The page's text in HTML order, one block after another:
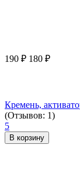
190 ₽ 180 ₽
Кремень,
(Отзывов: 1)
5
В корзину